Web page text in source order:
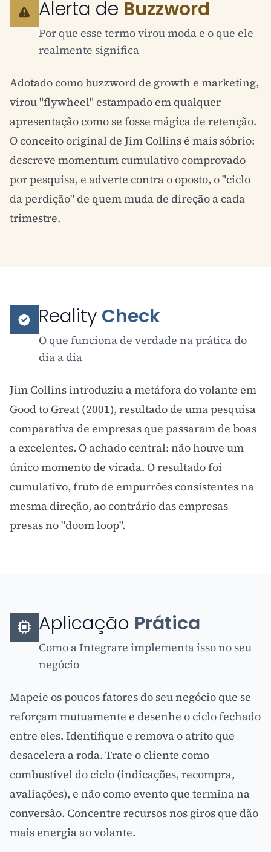
Alerta de Buzzword
Por que esse termo virou moda e o que ele
realmente significa
Adotado como buzzword de growth e marketing,
virou "flywheel" estampado em qualquer
apresentação como se fosse mágica de retenção.
O conceito original de Jim Collins é mais sóbrio:
descreve momentum cumulativo comprovado
por pesquisa, e adverte contra o oposto, o "ciclo
da perdição" de quem muda de direção a cada
trimestre.
Reality Check
O que funciona de verdade na prática do
dia a dia
Jim Collins introduziu a metáfora do volante em
Good to Great (2001), resultado de uma pesquisa
comparativa de empresas que passaram de boas
a excelentes. O achado central: não houve um
único momento de virada. O resultado foi
cumulativo, fruto de empurrões consistentes na
mesma direção, ao contrário das empresas
presas no "doom loop".
Aplicação Prática
Como a Integrare implementa isso no seu
negócio
Mapeie os poucos fatores do seu negócio que se
reforçam mutuamente e desenhe o ciclo fechado
entre eles. Identifique e remova o atrito que
desacelera a roda. Trate o cliente como
combustível do ciclo (indicações, recompra,
avaliações), e não como evento que termina na
conversão. Concentre recursos nos giros que dão
mais energia ao volante.